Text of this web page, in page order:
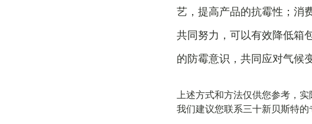
艺，提高产品的抗霉性；消
共同努力，可以有效降低箱
的防霉意识，共同应对气候
上述方式和方法仅供您参考，
我们建议您联系三十新贝斯特